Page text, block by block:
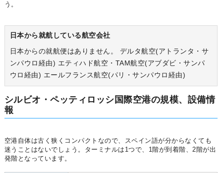
う。
日本から就航している航空会社
日本からの就航便はありません。 デルタ航空(アトランタ・サ
ンパウロ経由) エティハド航空・TAM航空(アブダビ・サンパ
ウロ経由) エールフランス航空(パリ・サンパウロ経由)
シルビオ・ペッティロッシ国際空港の規模、設備情
報
空港自体は古く狭くコンパクトなので、スペイン語が分からなくても
迷うことはないでしょう。ターミナルは1つで、1階が到着階、2階が出
発階となっています。